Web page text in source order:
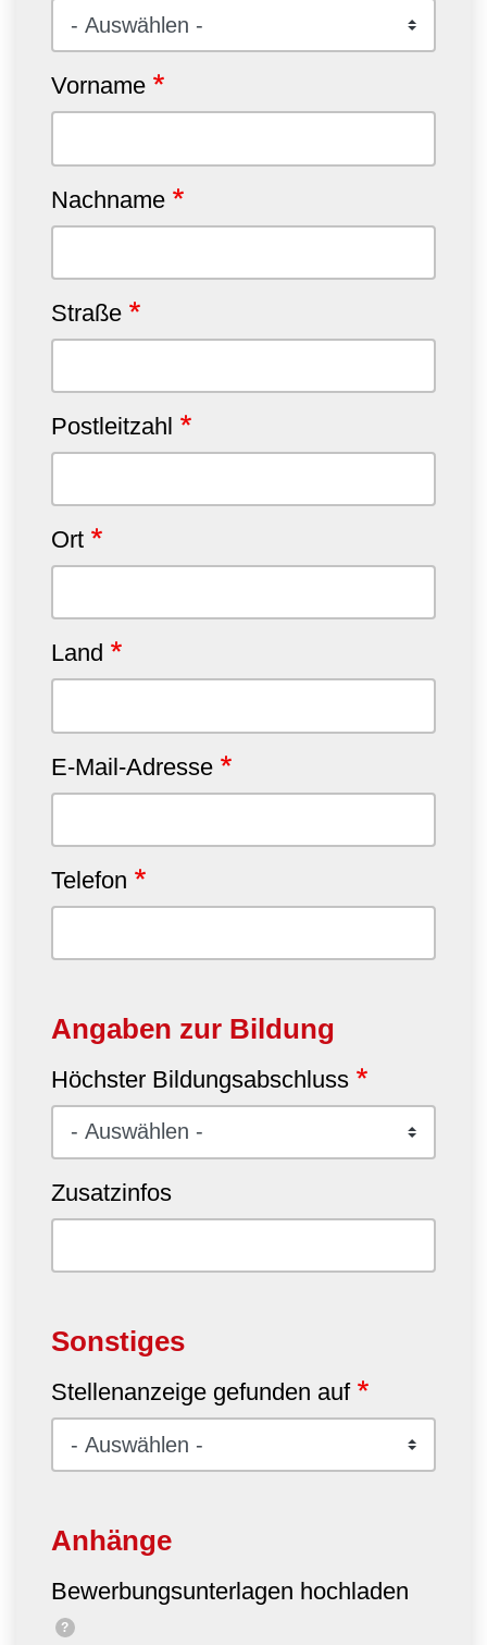
Vorname
Nachname
Straße
Postleitzahl
Ort
Land
E-Mail-Adresse
Telefon
Angaben zur Bildung
Höchster Bildungsabschluss
Zusatzinfos
Sonstiges
Stellenanzeige gefunden auf
Anhänge
Bewerbungsunterlagen hochladen
?